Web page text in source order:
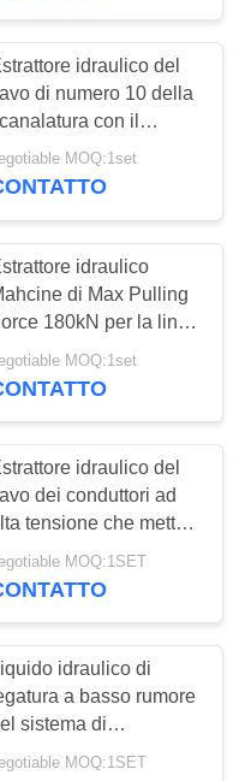
blocchi
47
che
gli
276
che
idraulico del
di numero 10 della
con il
motore iniziante elettrico
MOQ:1set
idraulico
di Max Pulling
180kN per la linea
sopraelevata
MOQ:1set
idraulico del
dei conduttori ad
tensione che mette
insieme attrezzatura per
linea di trasmissione
MOQ:1SET
idraulico di
a basso rumore
sistema di
raffreddamento
MOQ:1SET